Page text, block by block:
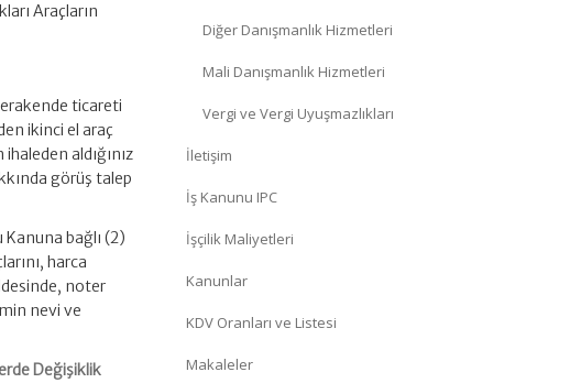
Araçların
ticareti
ikinci el araç
aldığınız
görüş talep
bağlı (2)
harca
noter
nevi ve
Değişiklik
Diğer Danışmanlık Hizmetleri
Mali Danışmanlık Hizmetleri
Vergi ve Vergi Uyuşmazlıkları
İletişim
İş Kanunu IPC
İşçilik Maliyetleri
Kanunlar
KDV Oranları ve Listesi
Makaleler